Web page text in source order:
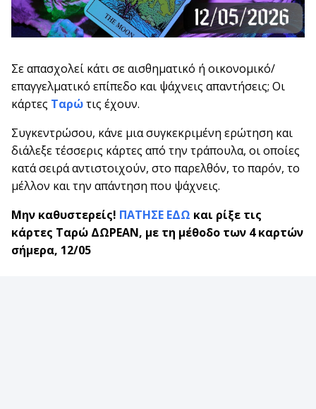
Σε απασχολεί κάτι σε αισθηματικό ή οικονομικό/
επαγγελματικό επίπεδο και ψάχνεις απαντήσεις; Οι
κάρτες Ταρώτις έχουν.
Συγκεντρώσου, κάνε μια συγκεκριμένη ερώτηση και
διάλεξε τέσσερις κάρτες από την τράπουλα, οι οποίες
κατά σειρά αντιστοιχούν, στο παρελθόν, το παρόν, το
μέλλον και την απάντηση που ψάχνεις.
Μην καθυστερείς! ΠΑΤΗΣΕ ΕΔΩ και ρίξε τις
κάρτες Ταρώ ΔΩΡΕΑΝ, με τη μέθοδο των 4 καρτών
σήμερα, 12/05